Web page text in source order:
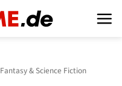
Fantasy & Science Fiction